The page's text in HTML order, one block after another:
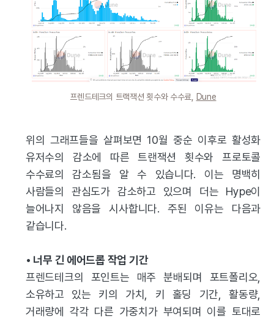
프렌드테크의 트랙잭션 횟수와 수수료, Dune
위의 그래프들을 살펴보면 10월 중순 이후로 활성화
유저수의 감소에 따른 트랜잭션 횟수와 프로토콜
수수료의 감소됨을 알 수 있습니다. 이는 명백히
사람들의 관심도가 감소하고 있으며 더는 Hype이
늘어나지 않음을 시사합니다. 주된 이유는 다음과
같습니다.
• 너무 긴 에어드롭 작업 기간
프렌드테크의 포인트는 매주 분배되며 포트폴리오,
소유하고 있는 키의 가치, 키 홀딩 기간, 활동량,
거래량에 각각 다른 가중치가 부여되며 이를 토대로